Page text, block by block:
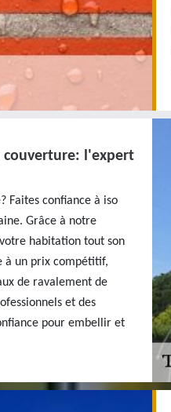
couverture: l'expert
Faites confiance à iso
Grâce à notre
habitation tout son
à un prix compétitif,
de ravalement de
et des
pour embellir et